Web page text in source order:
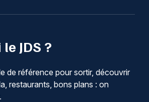
JDS ?
de référence pour sortir, découvrir
restaurants, bons plans : on